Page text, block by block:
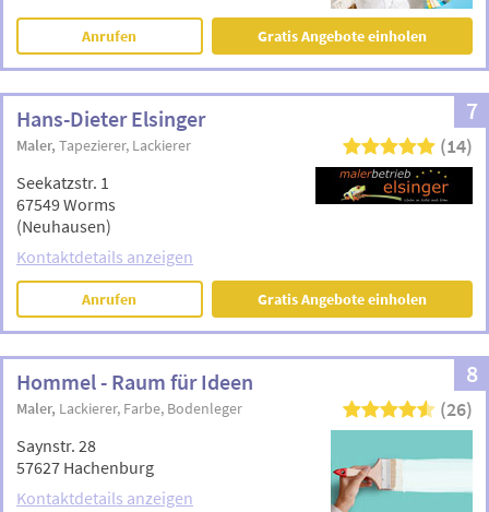
Anrufen Gratis Angebote einholen
7
Hans-Dieter Elsinger
Maler Tapezierer Lackierer (14)
Seekatzstr. 1
67549 Worms
(Neuhausen)
Kontaktdetails anzeigen
Anrufen Gratis Angebote einholen
8
Hommel - Raum für Ideen
Maler Lackierer Farbe Bodenleger (26)
Saynstr. 28
57627 Hachenburg
Kontaktdetails anzeigen